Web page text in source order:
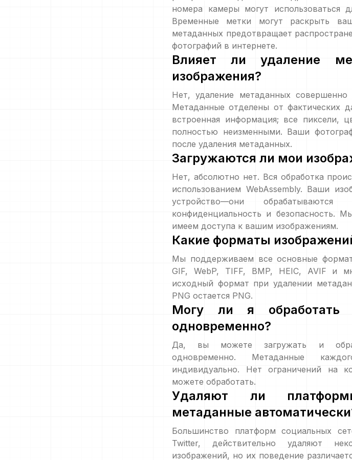
номера камеры могут использоваться
Временные метки могут раскрыть
метаданных предотвращает
фотографий в интернете.
Влияет ли удаление
изображения?
Нет, удаление метаданных
Метаданные отделены от фактических
встроенная информация; все пиксели,
полностью неизменными. Ваши
после удаления метаданных.
Загружаются ли мои
Нет, абсолютно нет. Вся обработка
использованием WebAssembly. Ваши
устройство—они
конфиденциальность и
имеем доступа к вашим изображениям.
Какие форматы
Мы поддерживаем все основные
GIF, WebP, TIFF, BMP, HEIC, AVIF и
исходный формат при удалении
PNG остается PNG.
Могу ли я обработать
одновременно?
Да, вы можете загружать и
одновременно. Метаданные
индивидуально. Нет ограничений на
можете обработать.
Удаляют ли
метаданные
Большинство платформ социальных
Twitter, действительно удаляют
изображений, но их поведение